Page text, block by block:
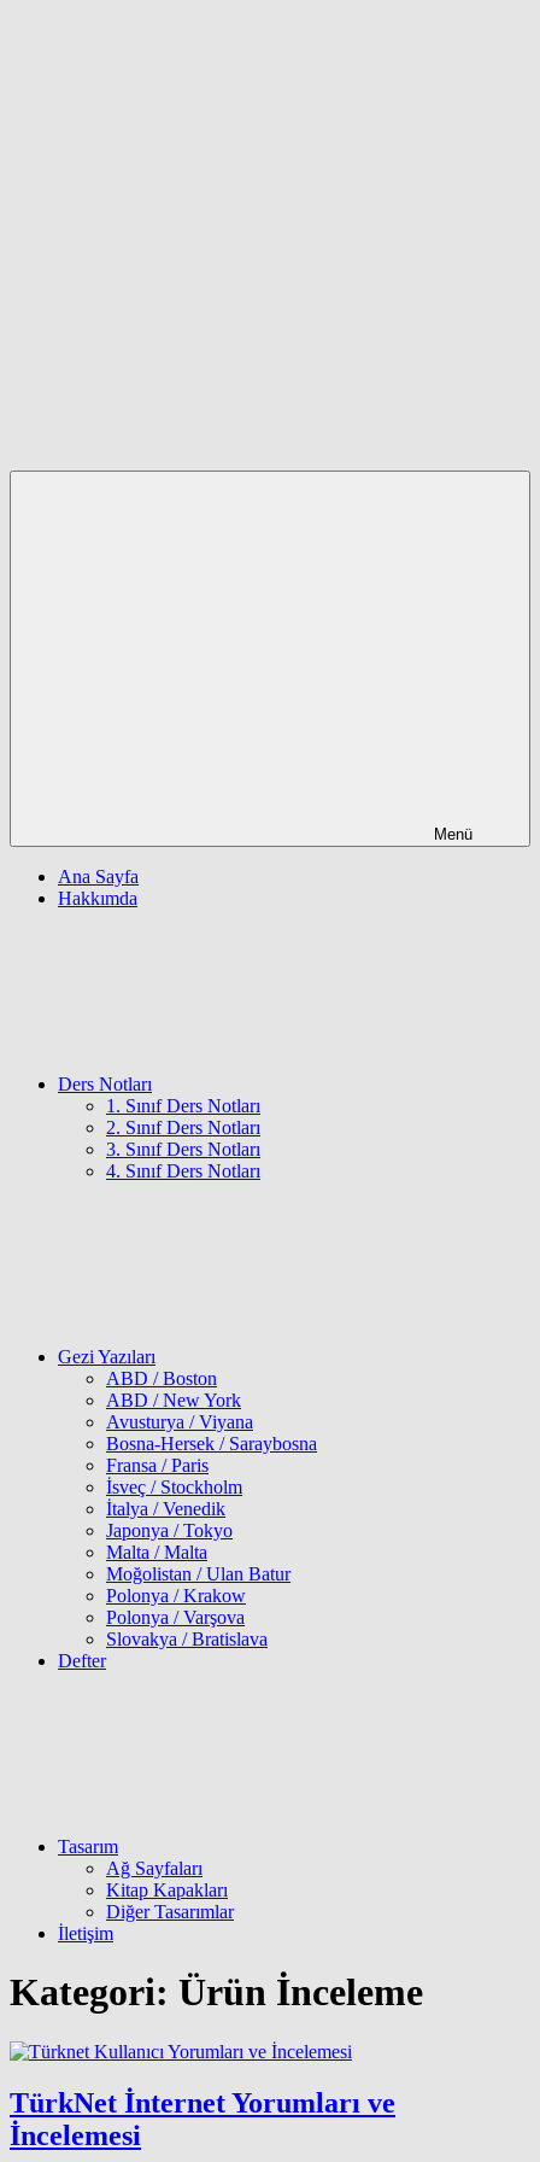
Menü
Ana Sayfa
Hakkımda
Ders Notları
1. Sınıf Ders Notları
2. Sınıf Ders Notları
3. Sınıf Ders Notları
4. Sınıf Ders Notları
Gezi Yazıları
ABD / Boston
ABD / New York
Avusturya / Viyana
Bosna-Hersek / Saraybosna
Fransa / Paris
İsveç / Stockholm
İtalya / Venedik
Japonya / Tokyo
Malta / Malta
Moğolistan / Ulan Batur
Polonya / Krakow
Polonya / Varşova
Slovakya / Bratislava
Defter
Tasarım
Ağ Sayfaları
Kitap Kapakları
Diğer Tasarımlar
İletişim
Kategori: Ürün İnceleme
TürkNet İnternet Yorumları ve
İncelemesi